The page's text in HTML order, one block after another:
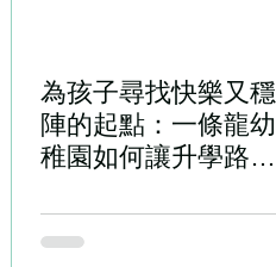
為孩子尋找快樂又穩
陣的起點：一條龍幼
稚園如何讓升學路更